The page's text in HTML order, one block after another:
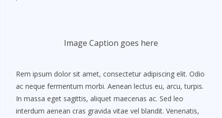
Image Caption goes here
Rem ipsum dolor sit amet, consectetur adipiscing elit. Odio
ac neque fermentum morbi. Aenean lectus eu, arcu, turpis.
In massa eget sagittis, aliquet maecenas ac. Sed leo
interdum aenean cras gravida vitae vel blandit. Venenatis,